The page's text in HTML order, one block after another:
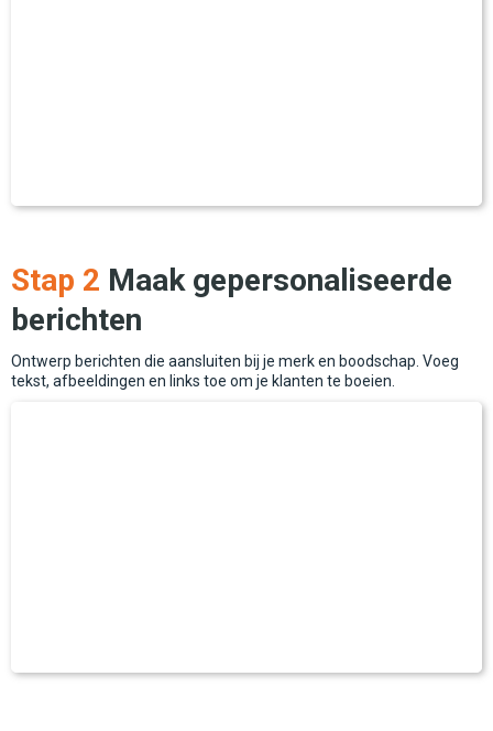
Stap 2 Maak gepersonaliseerde
berichten
Ontwerp berichten die aansluiten bij je merk en boodschap. Voeg
tekst, afbeeldingen en links toe om je klanten te boeien.